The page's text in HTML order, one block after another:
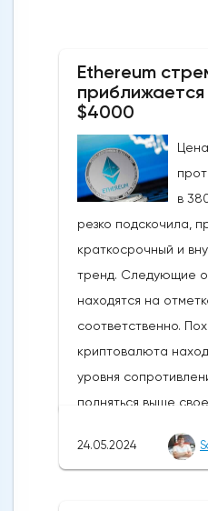
Ethereum
приближается
$4000
в
резко подскочила,
краткосрочный и
тренд. Следующие
находятся на
соответственно.
криптовалюта
уровня
подняться выше
бычьих колебаний,
24.05.2024